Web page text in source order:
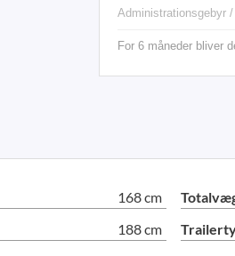
Administrationsgebyr
For 6 måneder bliver
168 cm
188 cm